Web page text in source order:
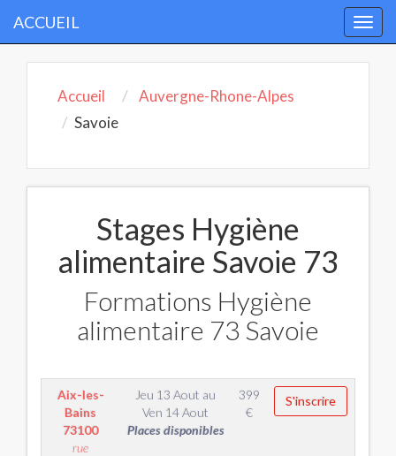
ACCUEIL
Accueil
Auvergne-Rhone-Alpes
Savoie
Stages Hygiène
alimentaire Savoie 73
Formations Hygiène
alimentaire 73 Savoie
Aix-les-
Bains
73100
rue
Jeu 13 Aout au
Ven 14 Aout
Places disponibles
399
€
S'inscrire